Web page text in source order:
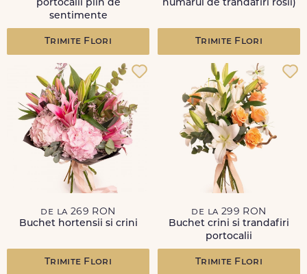
portocalii plin de
sentimente
Trimite Flori
numarul de trandafiri rosii)
Trimite Flori
de la 269 RON
Buchet hortensii si crini
Trimite Flori
de la 299 RON
Buchet crini si trandafiri
portocalii
Trimite Flori